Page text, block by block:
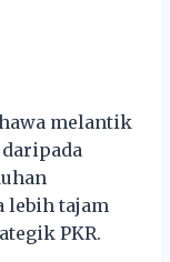
melantik
lebih tajam
PKR.